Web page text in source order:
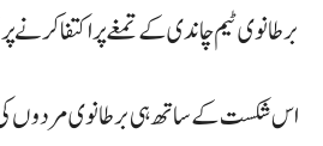
برطانوی ٹیم چاندی کے تمغے پر اکتفا کرنے